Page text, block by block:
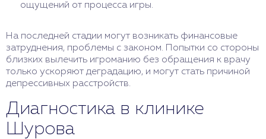
ощущений от процесса игры.
На последней стадии могут возникать финансовые
затруднения, проблемы с законом. Попытки со стороны
близких вылечить игроманию без обращения к врачу
только ускоряют деградацию, и могут стать причиной
депрессивных расстройств.
Диагностика в клинике
Шурова